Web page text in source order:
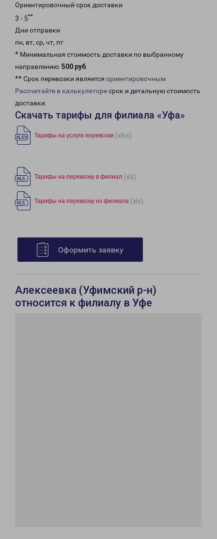
Ориентировочный срок доставки
3 - 5**
Дни отправки
пн, вт, ср, чт, пт
* Минимальная стоимость доставки по выбранному
направлению: 500 руб.
** Срок перевозки является ориентировочным
Рассчитайте в калькуляторесрок и детальную стоимость
доставки.
Скачать тарифы для филиала «Уфа»
Тарифы на услуги перевозки (xlsx)
Тарифы на перевозку в филиал (xls)
Тарифы на перевозку из филиала (xls)
Оформить заявку
Алексеевка (Уфимский р-н)
относится к филиалу в Уфе